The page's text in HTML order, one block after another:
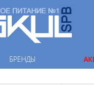
БРЕНДЫ